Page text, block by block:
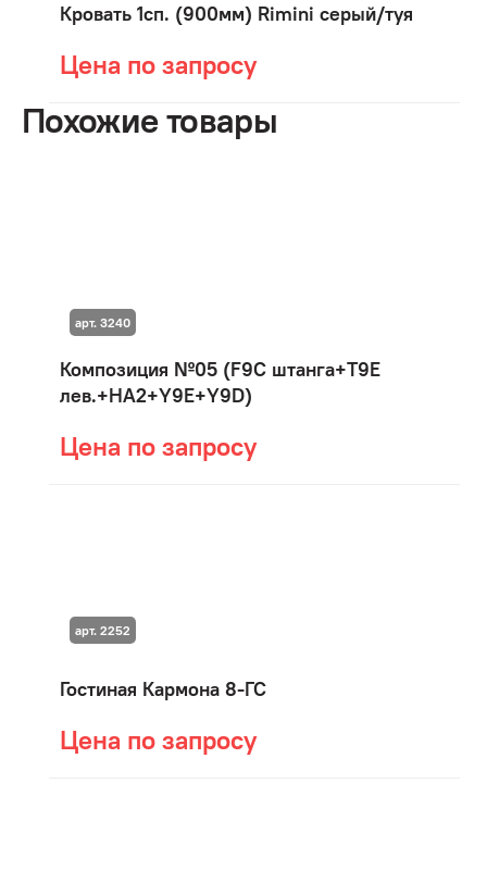
Кровать 1сп. (900мм) Rimini серый/туя
Цена по запросу
Похожие товары
Композиция №05 (F9C штанга+T9E
лев.+HA2+Y9E+Y9D)
Цена по запросу
арт. 3240
Гостиная Кармона 8-ГС
Цена по запросу
арт. 2252